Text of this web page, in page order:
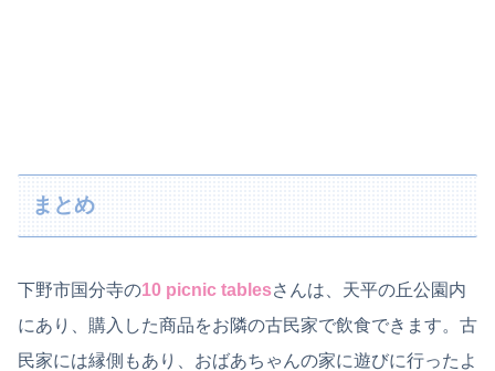
まとめ
下野市国分寺の10 picnic tablesさんは、天平の丘公園内
にあり、購入した商品をお隣の古民家で飲食できます。古
民家には縁側もあり、おばあちゃんの家に遊びに行ったよ